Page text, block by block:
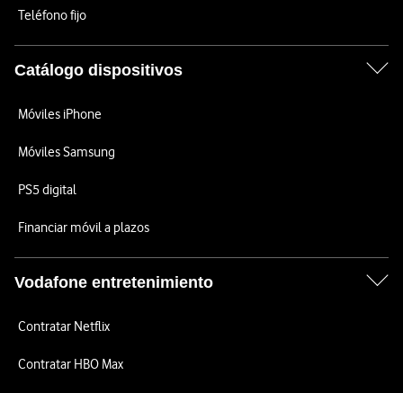
Teléfono fijo
Catálogo dispositivos
Móviles iPhone
Móviles Samsung
PS5 digital
Financiar móvil a plazos
Vodafone entretenimiento
Contratar Netflix
Contratar HBO Max